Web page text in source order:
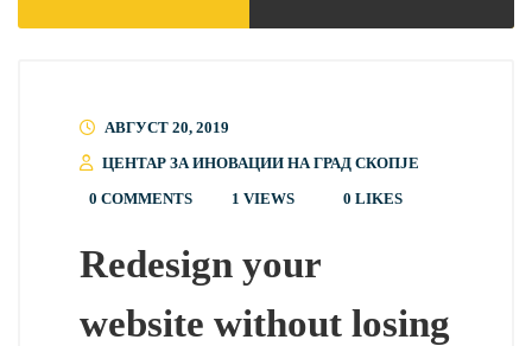
АВГУСТ 20, 2019
ЦЕНТАР ЗА ИНОВАЦИИ НА ГРАД СКОПЈЕ
0 COMMENTS
1 VIEWS 0 LIKES
Redesign your
website without losing